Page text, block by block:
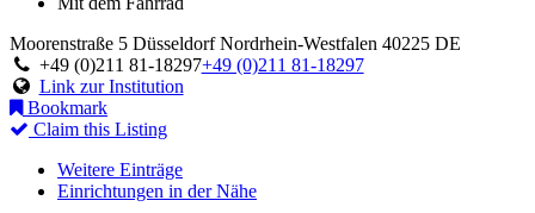
Moorenstraße 5 Düsseldorf Nordrhein-Westfalen 40225 DE
+49 (0)211 81-18297+49 (0)211 81-18297
Link zur Institution
Bookmark
Claim this Listing
Weitere Einträge
Einrichtungen in der Nähe